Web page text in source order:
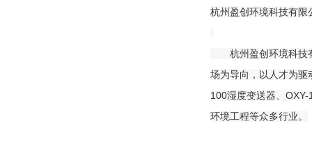
杭州盈创环境科技有
杭州盈创环境科技有
场为导向，以人才为驱
100湿度变送器、
环境工程等众多行业。